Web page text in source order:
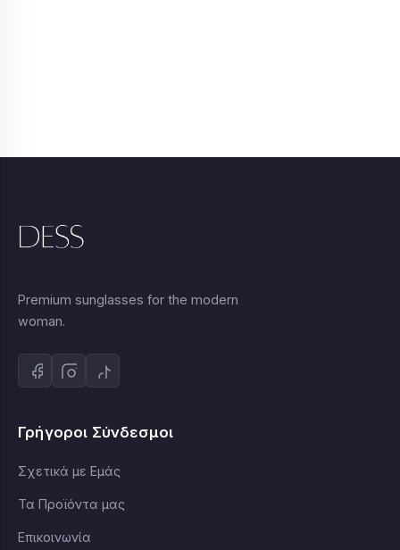
Premium sunglasses for the modern
woman.
Γρήγοροι Σύνδεσμοι
Σχετικά με Εμάς
Τα Προϊόντα μας
Επικοινωνία